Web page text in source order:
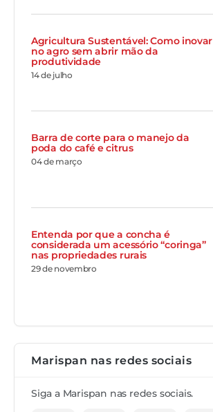
Agricultura Sustentável: Como inovar
no agro sem abrir mão da
produtividade
14 de julho
Barra de corte para o manejo da
poda do café e citrus
04 de março
Entenda por que a concha é
considerada um acessório “coringa”
nas propriedades rurais
29 de novembro
Marispan nas redes sociais
Siga a Marispan nas redes sociais.